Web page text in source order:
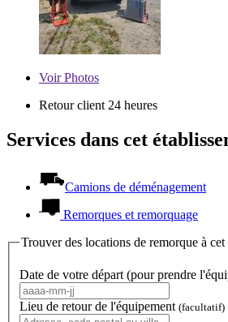
VoirPhotos
Retour client 24 heures
Services dans cet
Camions de déménagement
Remorques et remorquage
Trouver des locations de remorque à cet
Date de votre départ (pour prendre
Lieu de retour de l'équipement (facultatif)